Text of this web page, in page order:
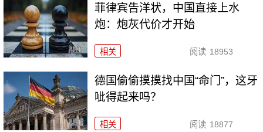
菲律宾告洋状，中国直接上水
炮：炮灰代价才开始
相关 阅读 18953
德国偷偷摸摸找中国“命门”，这牙
呲得起来吗？
相关 阅读 18877